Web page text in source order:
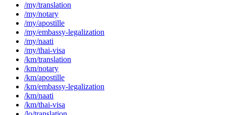
/my/translation
/my/notary
/my/apostille
/my/embassy-legalization
/my/naati
/my/thai-visa
/km/translation
/km/notary
/km/apostille
/km/embassy-legalization
/km/naati
/km/thai-visa